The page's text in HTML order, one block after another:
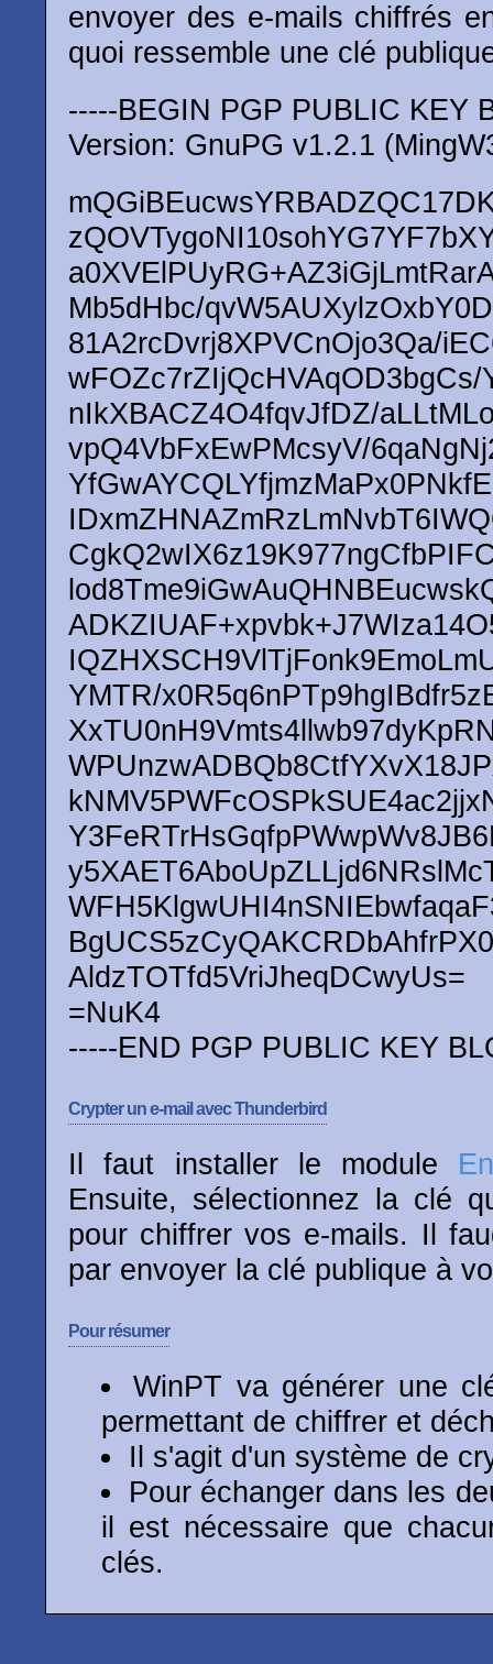
envoyer des e-mails chiffrés
quoi ressemble une clé
-----BEGIN PGP PUBLIC KEY
Version: GnuPG v1.2.1
Mb5dHbc/
81A2rcDvrj8XPVCnOjo3Qa/
nIkXBACZ4O4fqvJfDZ/
vpQ4VbFxEwPMcsyV/
YMTR/
AldzTOTfd5VriJheqDCwyUs=
=NuK4
-----END PGP PUBLIC KEY
Crypter un e-mail avec Thunderbird
Il faut installer le module
Ensuite, sélectionnez la clé
pour chiffrer vos e-mails. Il
par envoyer la clé publique à
Pour résumer
WinPT va générer une
permettant de chiffrer et
Il s'agit d'un système de
Pour échanger dans les
il est nécessaire que
clés.